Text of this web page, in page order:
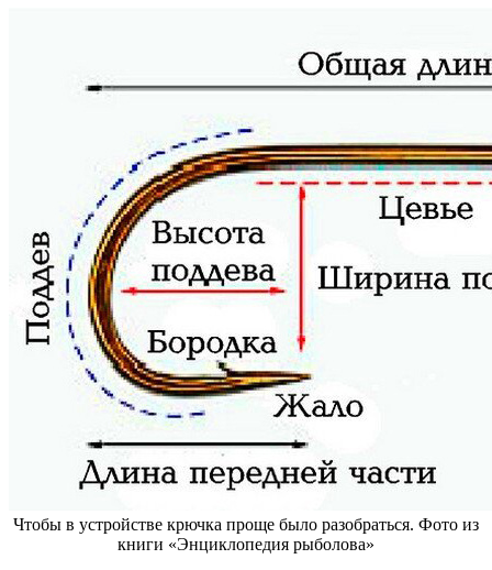
Чтобы в устройстве крючка проще было разобраться. Фото из
книги «Энциклопедия рыболова»